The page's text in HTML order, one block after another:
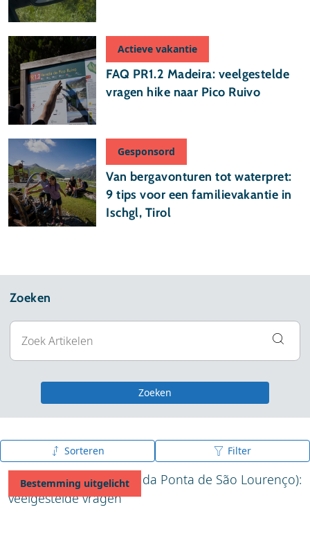
Actieve vakantie
FAQ PR1.2 Madeira: veelgestelde
vragen hike naar Pico Ruivo
Gesponsord
Van bergavonturen tot waterpret:
9 tips voor een familievakantie in
Ischgl, Tirol
Zoeken
Zoeken
Sorteren Filter
Publicatiedatum (nieuw - oud)
Publicatiedatum (oud - nieuw)
Bestemming uitgelicht